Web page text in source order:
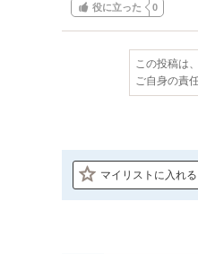
役に立った 0
この投稿は
ご自身の責
マイリストに入れる